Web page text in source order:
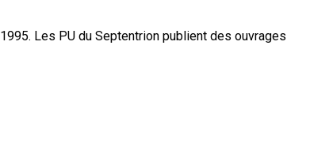
Les PU du Septentrion publient des ouvrages